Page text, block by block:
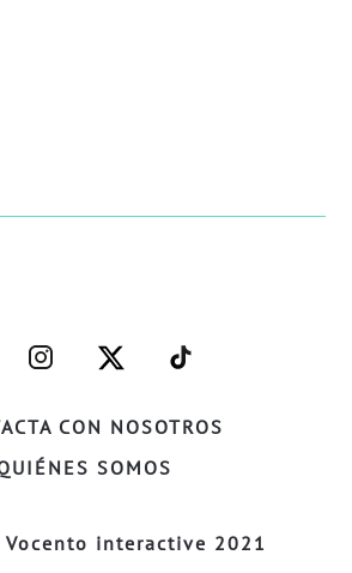
CON NOSOTROS
SOMOS
–
INSTAGRAM–
–
TWITTER–
–
WELIFE–
Vocento interactive 2021